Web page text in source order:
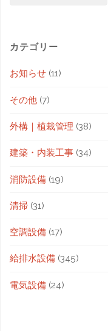
カテゴリー
お知らせ (11)
その他 (7)
外構｜植栽管理 (38)
建築・内装工事 (34)
消防設備 (19)
清掃 (31)
空調設備 (17)
給排水設備 (345)
電気設備 (24)